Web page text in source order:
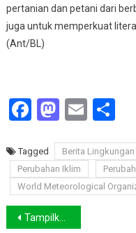
pertanian dan petani dari
juga untuk memperkuat
(Ant/BL)
Facebook
Email
Tagged Berita Lingkungan
Perubahan Iklim
World Meteorological
Navigasi
Tampilkan Aksi Kreatif Pengelolaan Sampah ala Kaum Muda Depok